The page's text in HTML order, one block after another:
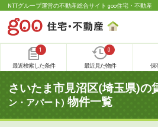
NTTグループ運営の不動産総合サイト goo住宅・不動産
1
最近検索した条件
0
最近見た物件 保
さいたま市見沼区(埼玉県)の
ン・アパート) 物件一覧